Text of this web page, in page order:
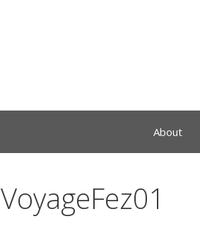
About
VoyageFez01